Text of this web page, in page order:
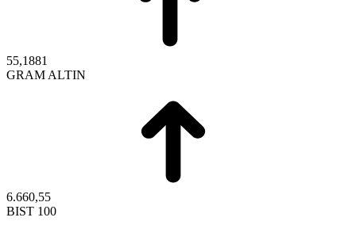
55,1881
GRAM ALTIN
6.660,55
BIST 100